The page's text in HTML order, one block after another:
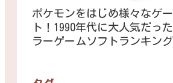
ポケモンをはじめ様々なゲ
ト！1990年代に大人気だっ
ラーゲームソフトランキング